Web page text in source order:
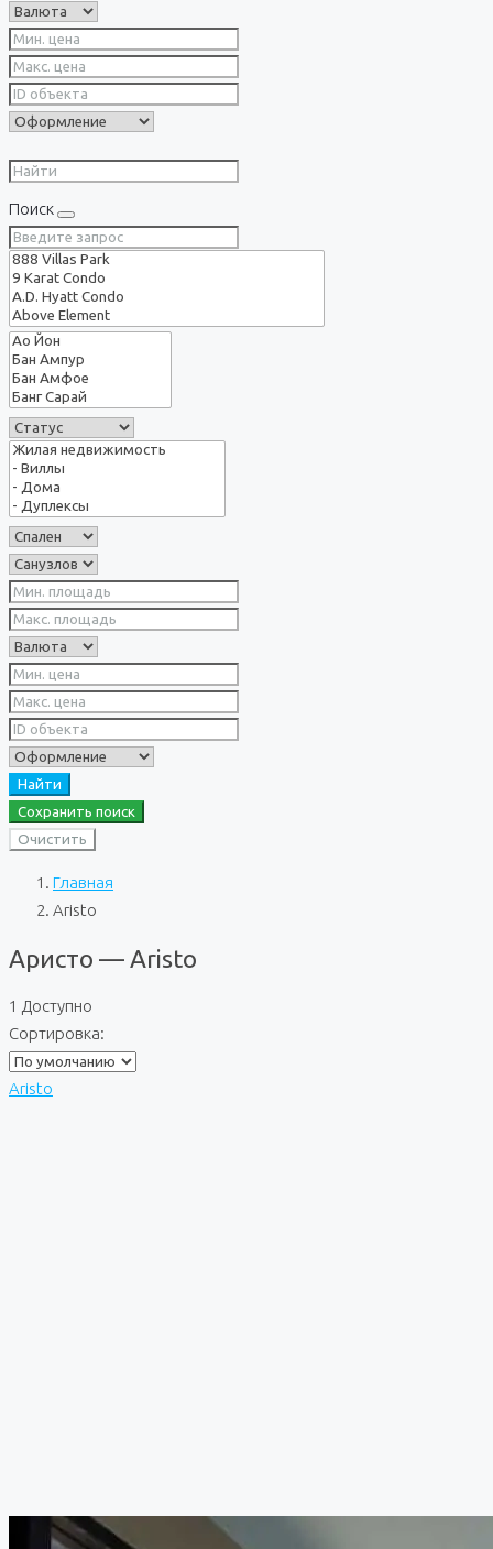
Поиск
Найти
Сохранить поиск
Очистить
Главная
Aristo
Аристо — Aristo
1 Доступно
Сортировка:
Aristo